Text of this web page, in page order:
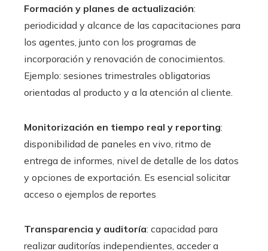
Formación y planes de actualización:
periodicidad y alcance de las capacitaciones para
los agentes, junto con los programas de
incorporación y renovación de conocimientos.
Ejemplo: sesiones trimestrales obligatorias
orientadas al producto y a la atención al cliente.
Monitorización en tiempo real y reporting:
disponibilidad de paneles en vivo, ritmo de
entrega de informes, nivel de detalle de los datos
y opciones de exportación. Es esencial solicitar
acceso o ejemplos de reportes
Transparencia y auditoría: capacidad para
realizar auditorías independientes, acceder a